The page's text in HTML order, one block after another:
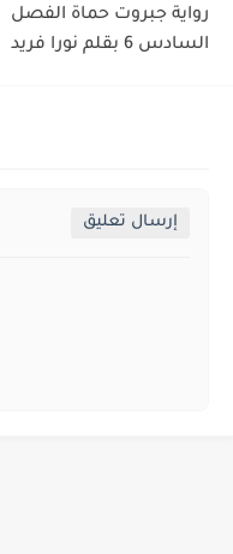
رواية جبروت حماة الفصل
السادس 6 بقلم نورا فريد
إرسال تعليق